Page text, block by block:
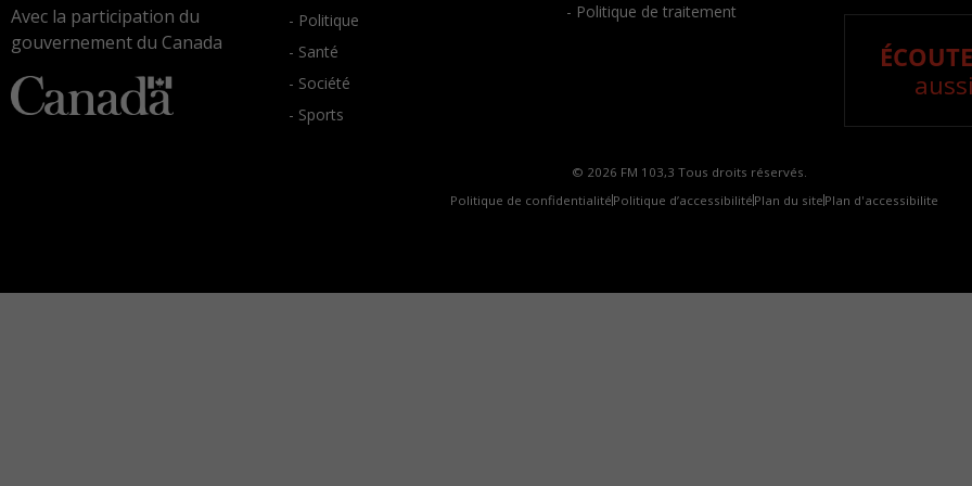
Avec la participation du
gouvernement du Canada
- Politique
- Santé
- Société
- Sports
- Politique de traitement
© 2026 FM 103,3 Tous droits réservés.
Politique de confidentialité Politique d’accessibilité Plan du site Plan d'accessibilite